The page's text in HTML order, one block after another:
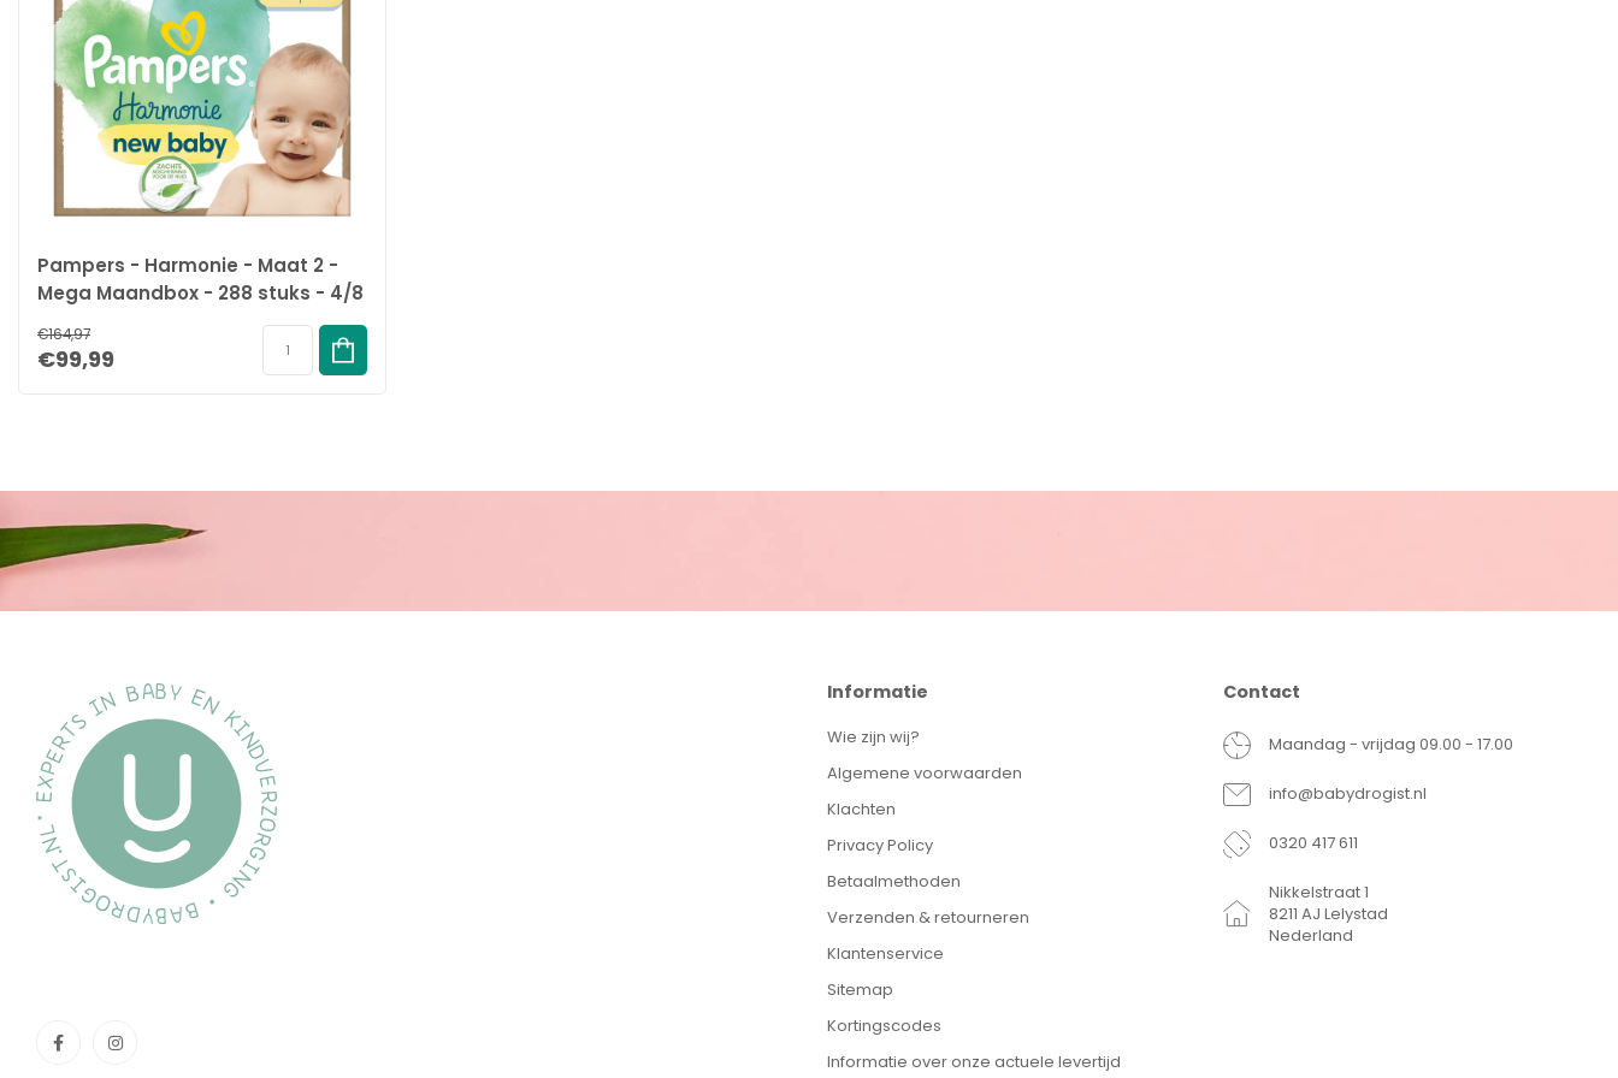
Pampers - Harmonie - Maat 2 -
Mega Maandbox - 288 stuks - 4/8
€164,97
€99,99
Informatie
Wie zijn wij?
Algemene voorwaarden
Klachten
Privacy Policy
Betaalmethoden
Verzenden & retourneren
Klantenservice
Sitemap
Kortingscodes
Informatie over onze actuele levertijd
Contact
Maandag - vrijdag 09.00 - 17.00
info@babydrogist.nl
0320 417 611
Nikkelstraat 1
8211 AJ Lelystad
Nederland